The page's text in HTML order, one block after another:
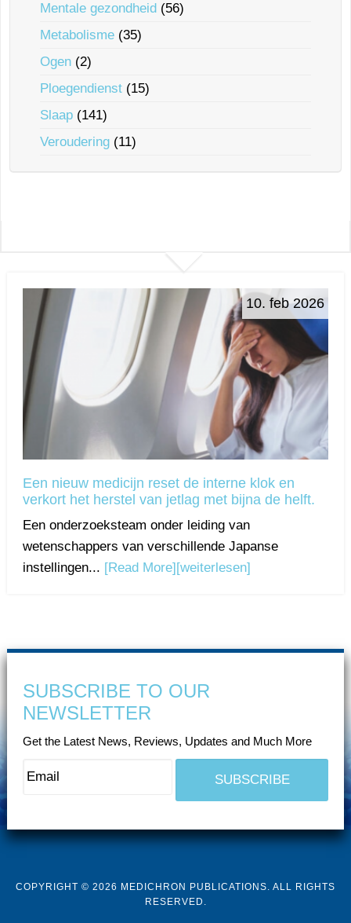
Mentale gezondheid (56)
Metabolisme (35)
Ogen (2)
Ploegendienst (15)
Slaap (141)
Veroudering (11)
10. feb 2026
Een nieuw medicijn reset de interne klok en
verkort het herstel van jetlag met bijna de helft.
Een onderzoeksteam onder leiding van
wetenschappers van verschillende Japanse
instellingen... [Read More] [weiterlesen]
SUBSCRIBE TO OUR
NEWSLETTER
Get the Latest News, Reviews, Updates and Much More
COPYRIGHT © 2026 MEDICHRON PUBLICATIONS. ALL RIGHTS
RESERVED.